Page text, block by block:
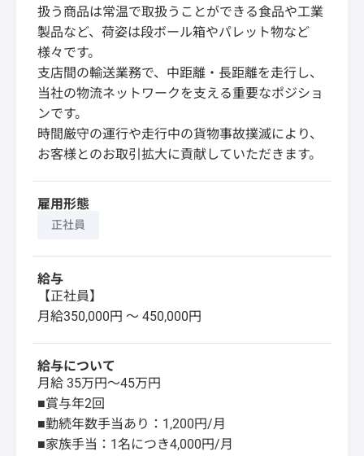
扱う商品は常温で取扱うことができる食品や工業
製品など、荷姿は段ボール箱やパレット物など
様々です。
支店間の輸送業務で、中距離・長距離を走行し、
当社の物流ネットワークを支える重要なポジショ
ンです。
時間厳守の運行や走行中の貨物事故撲滅により、
お客様とのお取引拡大に貢献していただきます。
雇用形態
正社員
給与
【正社員】
月給350,000円 〜 450,000円
給与について
月給 35万円～45万円
■賞与年2回
■勤続年数手当あり：1,200円/月
■家族手当：1名につき4,000円/月